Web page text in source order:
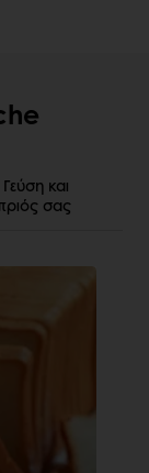
και
σας